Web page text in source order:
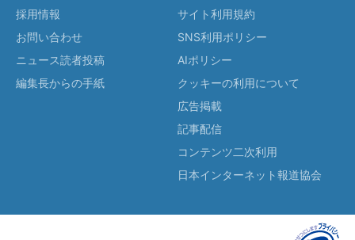
採用情報
お問い合わせ
ニュース読者投稿
編集長からの手紙
サイト利用規約
SNS利用ポリシー
AIポリシー
クッキーの利用について
広告掲載
記事配信
コンテンツ二次利用
日本インターネット報道協会